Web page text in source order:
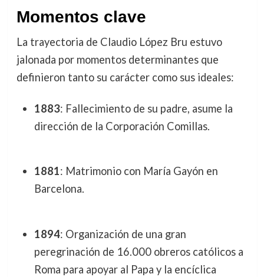
Momentos clave
La trayectoria de Claudio López Bru estuvo
jalonada por momentos determinantes que
definieron tanto su carácter como sus ideales:
1883: Fallecimiento de su padre, asume la
dirección de la Corporación Comillas.
1881: Matrimonio con María Gayón en
Barcelona.
1894: Organización de una gran
peregrinación de 16.000 obreros católicos a
Roma para apoyar al Papa y la encíclica